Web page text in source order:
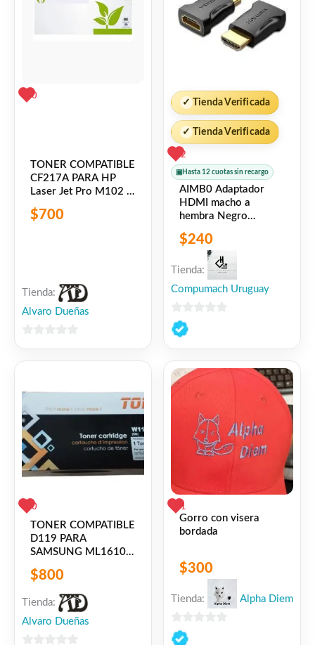
0
TONER COMPATIBLE
CF217A PARA HP
Laser Jet Pro M102 /
M130 / M134
$700
Tienda:
Alvaro Dueñas
✓ Tienda Verificada
✓ Tienda Verificada
2
▣ Hasta 12 cuotas sin recargo
AIMB0 Adaptador
HDMI macho a
hembra Negro
Vention
$240
Tienda:
Compumach Uruguay
0
de
0
TONER COMPATIBLE
D119 PARA
SAMSUNG ML1610 /
ML2010 / ML2510 /
ML2571 – SCX-4521
LY – XEROX
3117/3120/3122/3124/3125
$800
Tienda:
Alvaro Dueñas
1
Gorro con visera
bordada
$300
Tienda: Alpha Diem
0